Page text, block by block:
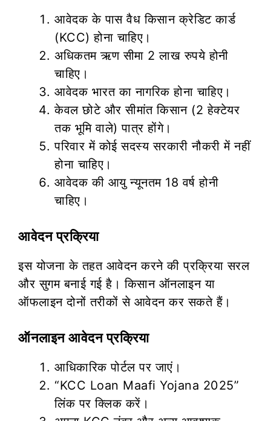
आवेदक के पास वैध किसान क्रेडिट कार्ड
(KCC) होना चाहिए।
अधिकतम ऋण सीमा 2 लाख रुपये होनी
चाहिए।
आवेदक भारत का नागरिक होना चाहिए।
केवल छोटे और सीमांत किसान (2 हेक्टेयर
तक भूमि वाले) पात्र होंगे।
परिवार में कोई सदस्य सरकारी नौकरी में नहीं
होना चाहिए।
आवेदक की आयु न्यूनतम 18 वर्ष होनी
चाहिए।
आवेदन प्रक्रिया
इस योजना के तहत आवेदन करने की प्रक्रिया सरल
और सुगम बनाई गई है। किसान ऑनलाइन या
ऑफलाइन दोनों तरीकों से आवेदन कर सकते हैं।
ऑनलाइन आवेदन प्रक्रिया
आधिकारिक पोर्टल पर जाएं।
“KCC Loan Maafi Yojana 2025”
लिंक पर क्लिक करें।